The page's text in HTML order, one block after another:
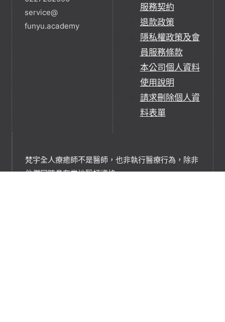
service@
funyu.academy
服務契約
退款政策
隱私權政策及會
員服務條款
本公司個人資料
使用說明
請求刪除個人資
料表單
梵宇全人療癒師不是醫師，也非執行醫療行為，除非
他們同時具有當地醫師資格。